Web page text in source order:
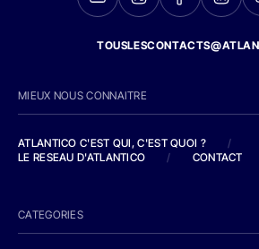
MIEUX NOUS CONNAITRE
ATLANTICO C'EST QUI, C'EST QUOI ?
/
LE RESEAU D'ATLANTICO
/ CONTACT
CATEGORIES